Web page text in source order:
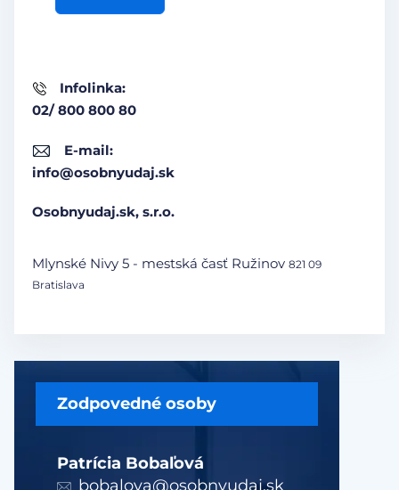
Zodpovedné osoby
Patrícia Bobaľová
bobalova@osobnyudaj.sk
Infolinka:
02/ 800 800 80
E-mail:
info@osobnyudaj.sk
Osobnyudaj.sk, s.r.o.
Mlynské Nivy 5 - mestská časť Ružinov 821 09
Bratislava